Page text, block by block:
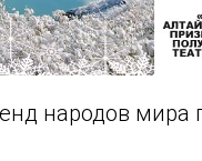
народов мира